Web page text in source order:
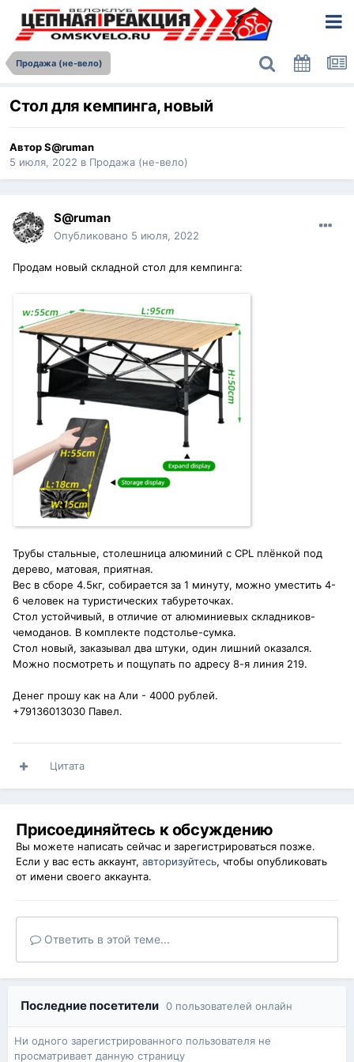
Продажа (не-вело)
Стол для кемпинга, новый
АвторS@ruman
5 июля, 2022 в Продажа (не-вело)
S@ruman
Опубликовано 5 июля, 2022
Продам новый складной стол для кемпинга:
Трубы стальные, столешница алюминий с CPL плёнкой под
дерево, матовая, приятная.
Вес в сборе 4.5кг, собирается за 1 минуту, можно уместить 4-
6 человек на туристических табуреточках.
Стол устойчивый, в отличие от алюминиевых складников-
чемоданов. В комплекте подстолье-сумка.
Стол новый, заказывал два штуки, один лишний оказался.
Можно посмотреть и пощупать по адресу 8-я линия 219.
Денег прошу как на Али - 4000 рублей.
+79136013030 Павел.
Цитата
Присоединяйтесь к обсуждению
Вы можете написать сейчас и зарегистрироваться позже.
Если у вас есть аккаунт, авторизуйтесь, чтобы опубликовать
от имени своего аккаунта.
Ответить в этой теме...
Последние посетители 0 пользователей онлайн
Ни одного зарегистрированного пользователя не
просматривает данную страницу